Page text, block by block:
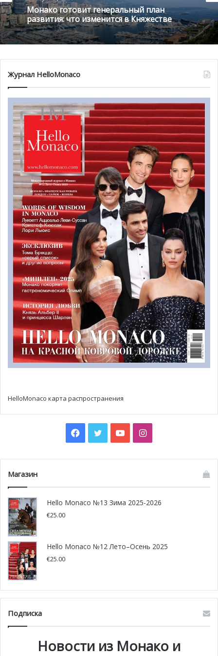
Источник:https://www.washingtontimes.com/
Монако готовит генеральный план
развития: что изменится в Княжестве
Журнал HelloMonaco
HelloMonaco карта распространения
Facebook
TwitterYouTubeInstagram
Магазин
Hello Monaco №13 Зима 2025-2026
€25.00
Hello Monaco №12 Лето–Осень 2025
€25.00
Подписка
Новости из Монако и